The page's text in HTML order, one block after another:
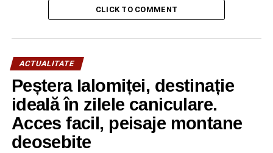
gunoaie și câini pe raza comunei Văcărești, iar noi îi
asigurăm pe acești indivizi rău voitori că îi vom prinde
Facebook.
Urmărește Incomod Media și pe Google News
RECLAMA
CLICK TO COMMENT
ACTUALITATE
Peștera Ialomiței, destinație
ideală în zilele caniculare.
Acces facil, peisaje montane
deosebite